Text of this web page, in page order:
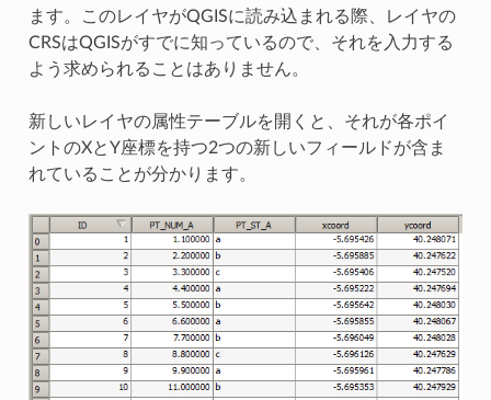
ます。このレイヤがQGISに読み込まれる際、レイヤの
CRSはQGISがすでに知っているので、それを入力する
よう求められることはありません。
新しいレイヤの属性テーブルを開くと、それが各ポイ
ントのXとY座標を持つ2つの新しいフィールドが含ま
れていることが分かります。